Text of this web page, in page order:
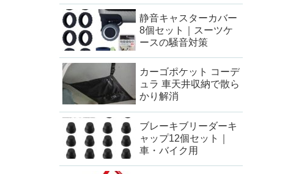
静音キャスターカバー
8個セット｜スーツケ
ースの騒音対策
カーゴポケット コーデ
ュラ 車天井収納で散ら
かり解消
ブレーキブリーダーキ
ャップ12個セット｜
車・バイク用